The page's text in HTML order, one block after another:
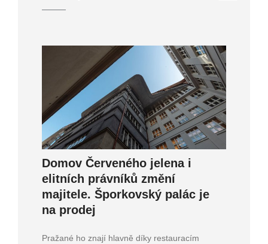
Domov Červeného jelena i
elitních právníků změní
majitele. Šporkovský palác je
na prodej
Pražané ho znají hlavně díky restauracím